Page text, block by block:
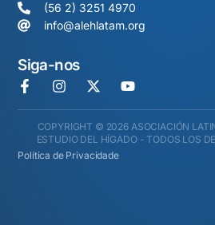
(56 2) 3251 4970
info@alehlatam.org
Siga-nos
COPYRIGHT © 2026 ASOCIACIÓN
ESTUDIO DEL HÍGADO - TODOS LOS
Política de Privacidade